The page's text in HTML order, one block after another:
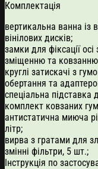
Комплектація
вертикальна ванна
вінілових дисків;
замки для фіксації
зміщенню та
круглі затискачі з
обертання та
спеціальна підставка
комплект ковзаних
антистатична миюча
літр;
вирва з гратами для
змінні фільтри, 5 шт.;
Інструкція по